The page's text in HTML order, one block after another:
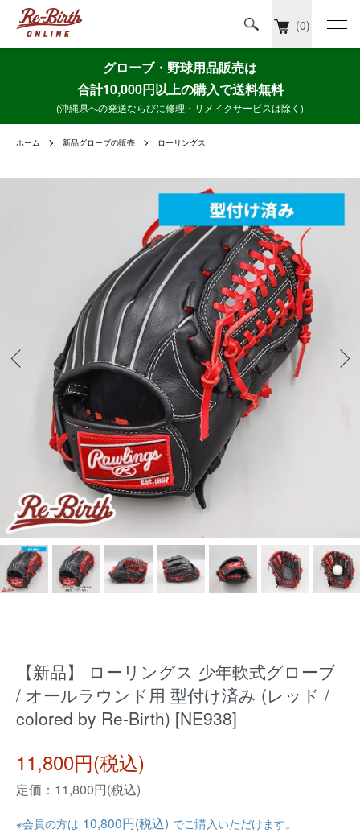
(0)
グローブ・野球用品販売は
合計10,000円以上の購入で送料無料
(沖縄県への発送ならびに修理・リメイクサービスは除く)
ホーム 新品グローブの販売 ローリングス
【新品】 ローリングス 少年軟式グローブ
/ オールラウンド用 型付け済み (レッド /
colored by Re-Birth) [NE938]
11,800円(税込)
定価：11,800円(税込)
※会員の方は 10,800円(税込) でご購入いただけます。